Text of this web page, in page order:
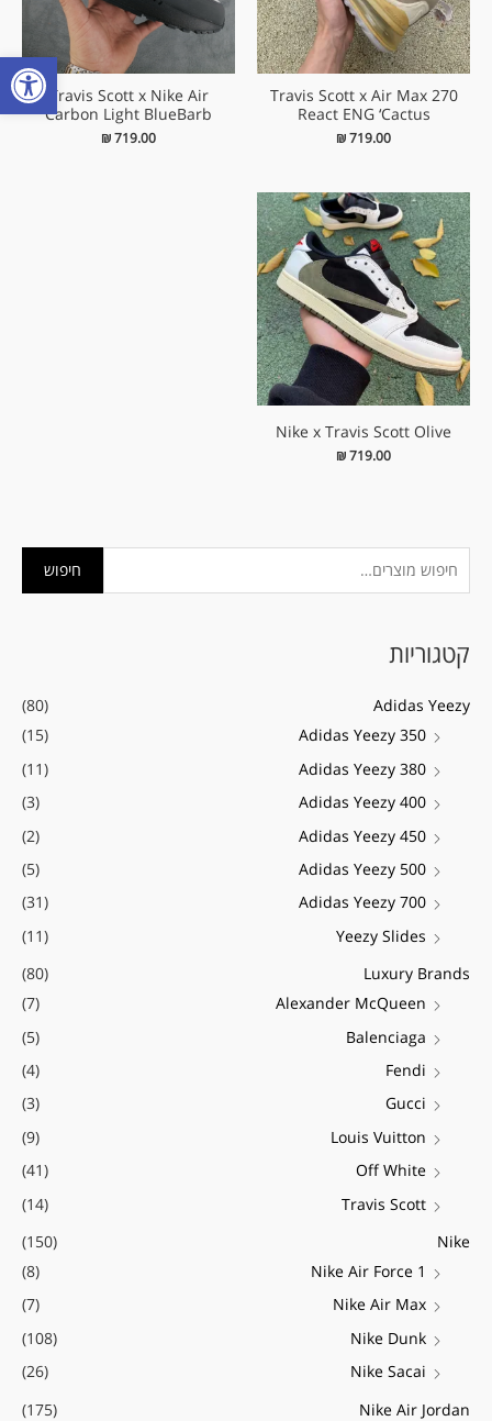
י
ו
ע
חיפוש
קטגוריות
Adidas Yeezy
(80)
Adidas Yeezy 350
(15)
Adidas Yeezy 380
(11)
Adidas Yeezy 400
(3)
Adidas Yeezy 450
(2)
Adidas Yeezy 500
(5)
Adidas Yeezy 700
(31)
Yeezy Slides
(11)
Luxury Brands
(80)
Alexander McQueen
(7)
Balenciaga
(5)
Fendi
(4)
Gucci
(3)
Louis Vuitton
(9)
Off White
(41)
Travis Scott
(14)
Nike
(150)
Nike Air Force 1
(8)
Nike Air Max
(7)
Nike Dunk
(108)
Nike Sacai
(26)
Nike Air Jordan
(175)
ח
י
נ
י
מ
ל
י
ח
ק
ס
י
מ
ל
י
Travis Scott x Air Max 270
React ENG ‘Cactus
₪719.00
Travis Scott x Nike Air
Carbon Light BlueBarb
₪719.00
Nike x Travis Scott Olive
₪719.00